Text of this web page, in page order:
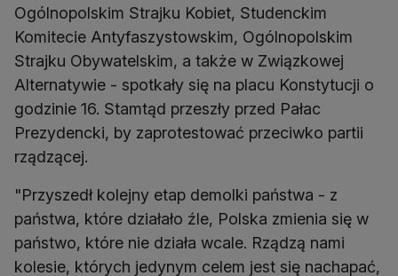
Ogólnopolskim Strajku Kobiet, Studenckim
Komitecie Antyfaszystowskim, Ogólnopolskim
Strajku Obywatelskim, a także w Związkowej
Alternatywie - spotkały się na placu Konstytucji o
godzinie 16. Stamtąd przeszły przed Pałac
Prezydencki, by zaprotestować przeciwko partii
rządzącej.
"Przyszedł kolejny etap demolki państwa - z
państwa, które działało źle, Polska zmienia się w
państwo, które nie działa wcale. Rządzą nami
kolesie, których jedynym celem jest się nachapać,